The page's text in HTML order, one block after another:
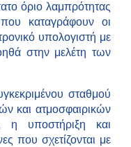
όριο λαμπρότητας
καταγράφουν οι
υπολογιστή με
στην μελέτη των
σταθμού
και ατμοσφαιρικών
η υποστήριξη και
που σχετίζονται με